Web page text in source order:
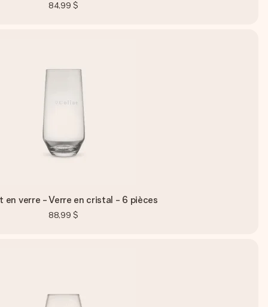
84,99 $
en verre - Verre en cristal - 6 pièces
88,99 $